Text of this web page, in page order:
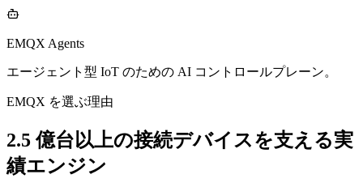
EMQX Agents
エージェント型 IoT のための AI コントロールプレーン。
EMQX を選ぶ理由
2.5 億台以上の接続デバイスを支える実
績エンジン